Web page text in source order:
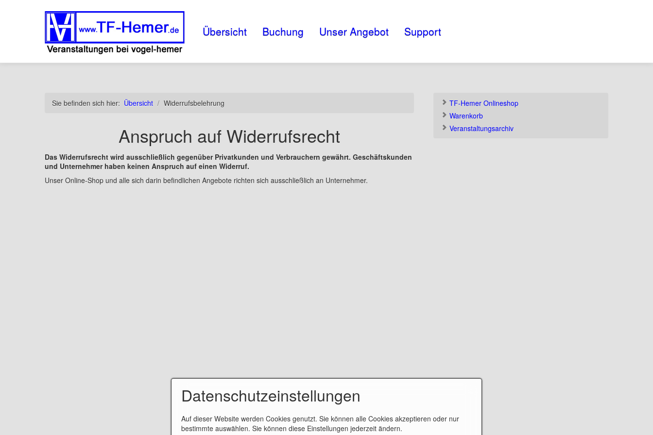
Übersicht Buchung Unser Angebot Support
TF-Hemer Onlineshop
Warenkorb
Veranstaltungsarchiv
Sie befinden sich hier: Übersicht / Widerrufsbelehrung
Anspruch auf Widerrufsrecht
Das Widerrufsrecht wird ausschließlich gegenüber Privatkunden und Verbrauchern gewährt. Geschäftskunden
und Unternehmer haben keinen Anspruch auf einen Widerruf.
Unser Online-Shop und alle sich darin befindlichen Angebote richten sich ausschließlich an Unternehmer.
Datenschutzeinstellungen
Auf dieser Website werden Cookies genutzt. Sie können alle Cookies akzeptieren oder nur
bestimmte auswählen. Sie können diese Einstellungen jederzeit ändern.